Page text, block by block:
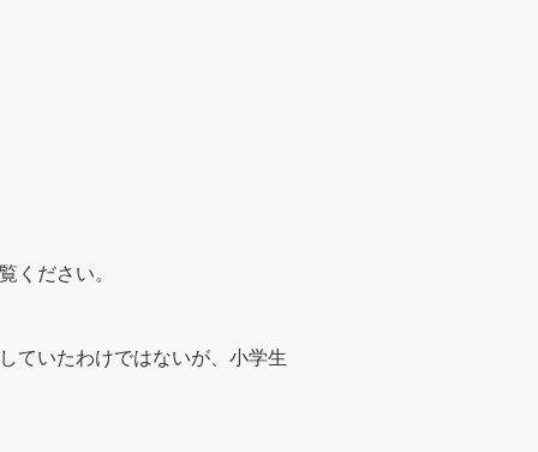
ください。
ていたわけではないが、小学生